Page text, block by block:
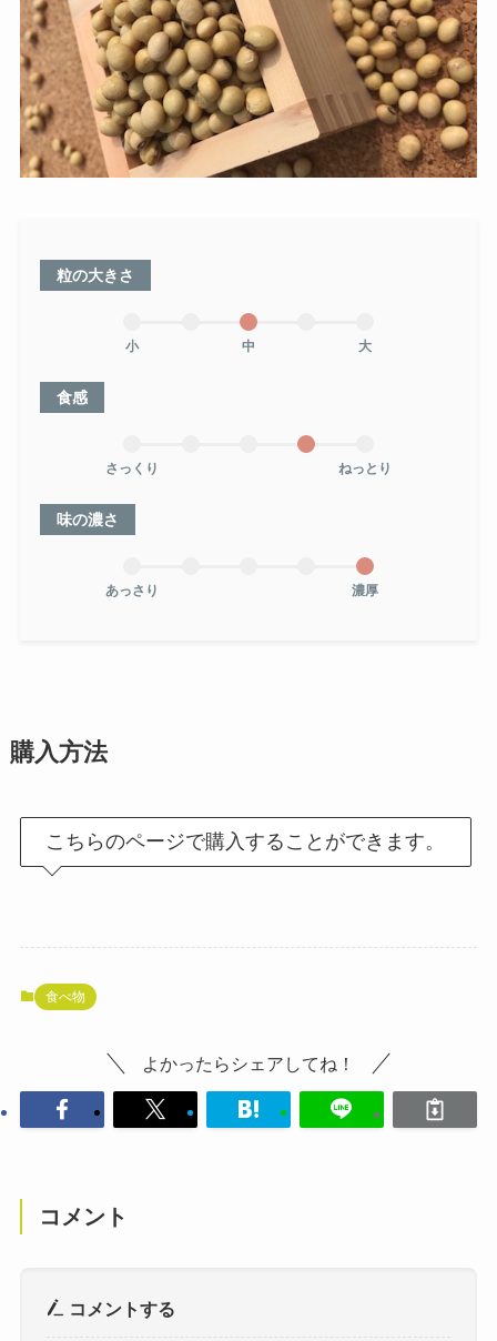
粒の大きさ
小 中 大
食感
さっくり ねっとり
味の濃さ
あっさり 濃厚
購入方法
こちらのページで購入することができます。
食べ物
よかったらシェアしてね！
コメント
コメントする